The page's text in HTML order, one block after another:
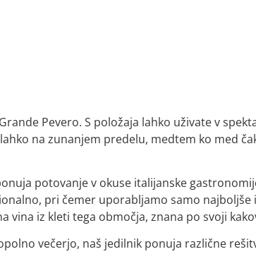
Pevero. S položaja lahko uživate v
na zunanjem predelu, medtem ko med
potovanje v okuse italijanske
pri čemer uporabljamo samo
vina iz kleti tega območja, znana po svoji
večerjo, naš jedilnik ponuja različne